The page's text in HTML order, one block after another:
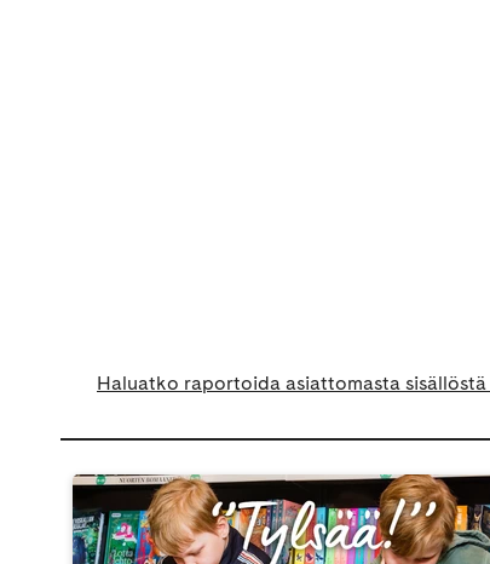
Haluatko raportoida asiattomasta sisällöstä